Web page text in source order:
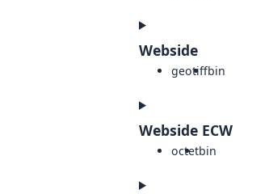
Webside
geotiffbin
Webside ECW
octetbin